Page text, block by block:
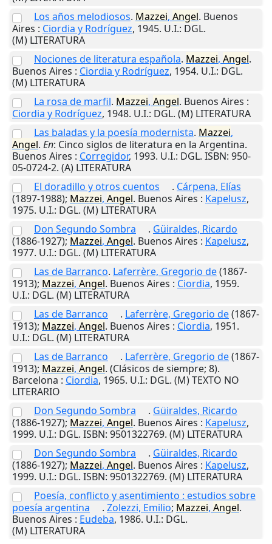
Los años melodiosos. Mazzei, Angel. Buenos
Aires : Ciordia y Rodríguez, 1945. U.I.: DGL.
(M) LITERATURA
Nociones de literatura española. Mazzei, Angel.
Buenos Aires : Ciordia y Rodríguez, 1954. U.I.: DGL.
(M) LITERATURA
La rosa de marfil. Mazzei, Angel. Buenos Aires :
Ciordia y Rodríguez, 1948. U.I.: DGL. (M) LITERATURA
Las baladas y la poesía modernista. Mazzei,
Angel. En: Cinco siglos de literatura en la Argentina.
Buenos Aires : Corregidor, 1993. U.I.: DGL. ISBN: 950-
05-0724-2. (A) LITERATURA
El doradillo y otros cuentos
. Cárpena, Elías
(1897-1988); Mazzei, Angel. Buenos Aires : Kapelusz,
1975. U.I.: DGL. (M) LITERATURA
Don Segundo Sombra
. Güiraldes, Ricardo
(1886-1927); Mazzei, Angel. Buenos Aires : Kapelusz,
1977. U.I.: DGL. (M) LITERATURA
Las de Barranco. Laferrère, Gregorio de(1867-
1913); Mazzei, Angel. Buenos Aires : Ciordia, 1959.
U.I.: DGL. (M) LITERATURA
Las de Barranco
. Laferrère, Gregorio de(1867-
1913); Mazzei, Angel. Buenos Aires : Ciordia, 1951.
U.I.: DGL. (M) LITERATURA
Las de Barranco
. Laferrère, Gregorio de(1867-
1913); Mazzei, Angel. (Clásicos de siempre; 8).
Barcelona : Ciordia, 1965. U.I.: DGL. (M) TEXTO NO
LITERARIO
Don Segundo Sombra
. Güiraldes, Ricardo
(1886-1927); Mazzei, Angel. Buenos Aires : Kapelusz,
1999. U.I.: DGL. ISBN: 9501322769. (M) LITERATURA
Don Segundo Sombra
. Güiraldes, Ricardo
(1886-1927); Mazzei, Angel. Buenos Aires : Kapelusz,
1999. U.I.: DGL. ISBN: 9501322769. (M) LITERATURA
Poesía, conflicto y asentimiento : estudios sobre
poesía argentina
. Zolezzi, Emilio; Mazzei, Angel.
Buenos Aires : Eudeba, 1986. U.I.: DGL.
(M) LITERATURA